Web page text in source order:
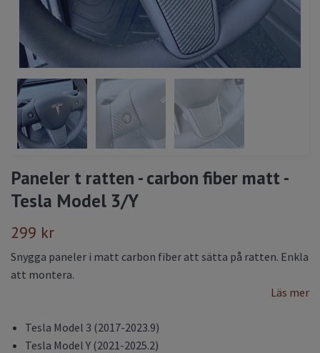
Paneler t ratten - carbon fiber matt -
Tesla Model 3/Y
299 kr
Snygga paneler i matt carbon fiber att sätta på ratten. Enkla
att montera.
Läs mer
Tesla Model 3 (2017-2023.9)
Tesla Model Y (2021-2025.2)